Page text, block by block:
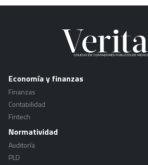
Economía y finanzas
Finanzas
Contabilidad
Fintech
Normatividad
Auditoría
PLD